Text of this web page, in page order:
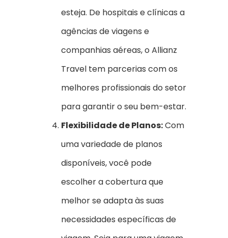
esteja. De hospitais e clínicas a
agências de viagens e
companhias aéreas, o Allianz
Travel tem parcerias com os
melhores profissionais do setor
para garantir o seu bem-estar.
Flexibilidade de Planos:Com
uma variedade de planos
disponíveis, você pode
escolher a cobertura que
melhor se adapta às suas
necessidades específicas de